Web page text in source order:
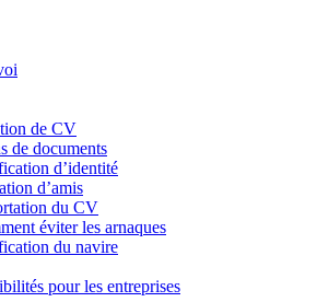
de CV
de documents
d’identité
d’amis
du CV
éviter les arnaques
du navire
pour les entreprises